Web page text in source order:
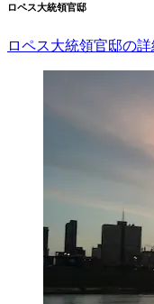
ロペス大統領官邸
ロペス大統領官邸の